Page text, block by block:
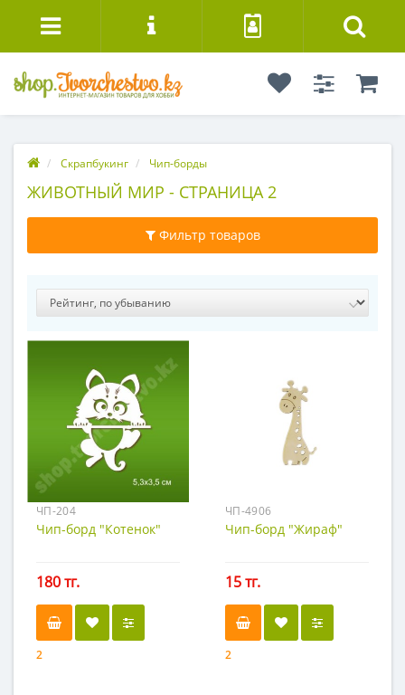
Скрапбукинг Чип-борды
ЖИВОТНЫЙ МИР - СТРАНИЦА 2
Фильтр товаров
ЧП-204
Чип-борд "Котенок"
180 тг.
2
ЧП-4906
Чип-борд "Жираф"
15 тг.
2